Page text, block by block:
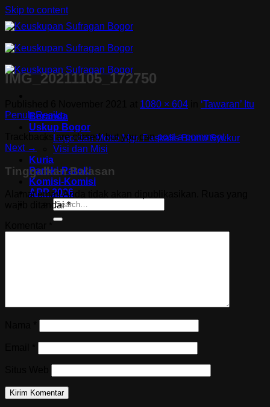
Skip to content
Beranda
Uskup Bogor
Logo dan Motto Mgr. Paskalis Bruno Syukur
Visi dan Misi
Kuria
Paroki-Paroki
Komisi-Komisi
APP 2026
IMG_20211105_172750
1080 × 604
‘Tawaran’ Itu
Penuh Resiko
Trackbacks are closed, but you canpost a comment.
Next →
Tinggalkan Balasan
Alamat email Anda tidak akan dipublikasikan.
wajib ditandai*